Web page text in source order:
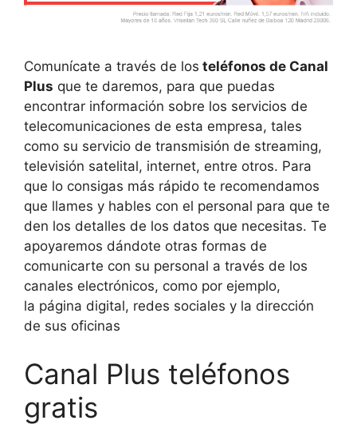
Comunícate a través de los teléfonos de Canal
Plus que te daremos, para que puedas
encontrar información sobre los servicios de
telecomunicaciones de esta empresa, tales
como su servicio de transmisión de streaming,
televisión satelital, internet, entre otros. Para
que lo consigas más rápido te recomendamos
que llames y hables con el personal para que te
den los detalles de los datos que necesitas. Te
apoyaremos dándote otras formas de
comunicarte con su personal a través de los
canales electrónicos, como por ejemplo,
la página digital, redes sociales y la dirección
de sus oficinas
Canal Plus teléfonos
gratis